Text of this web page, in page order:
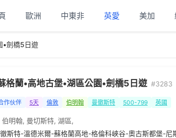
歐洲 中東非 英愛 美加
•劍橋5日遊
格蘭•高地古堡•湖區公園•劍橋5日遊 #3283
作伙伴 5天 倫敦 伯明翰 曼徹斯特 500-799 英國
伯明翰, 曼切斯特, 湖區,
斯特-溫德米爾-蘇格蘭高地-格倫科峽谷-奧古斯都堡-尼